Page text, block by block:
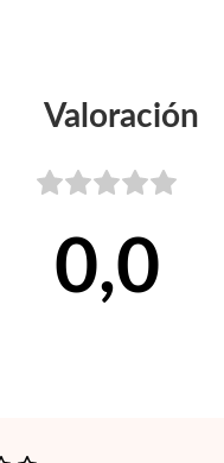
Valoración
0,0